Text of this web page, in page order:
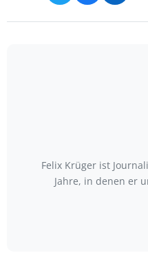
Felix Krüger ist
Jahre, in denen er